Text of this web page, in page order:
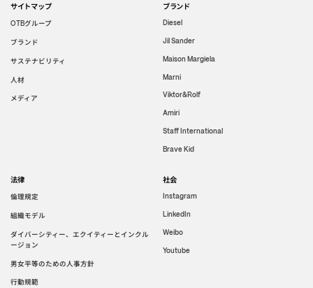
サイトマップ
OTBグループ
ブランド
サステナビリティ
人材
メディア
ブランド
Diesel
Jil Sander
Maison Margiela
Marni
Viktor&Rolf
Amiri
Staff International
Brave Kid
法律
倫理規定
組織モデル
ダイバーシティー、エクイティーとインクル
ージョン
男女平等のための人事方針
行動規範
社会
Instagram
LinkedIn
Weibo
Youtube